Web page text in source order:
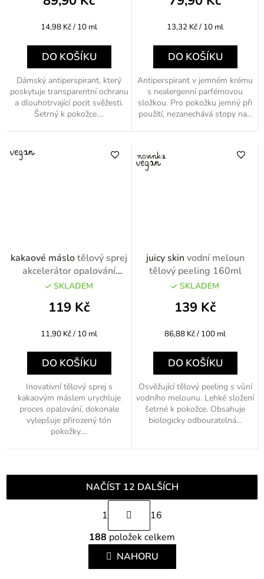
Měrná
14,98 Kč / 10 ml
DO KOŠÍKU
Dámský antiperspirant, který
poskytuje transparentní ochranu
a dlouhotrvající pocit svěžesti.
Šetrný k pokožce....
Měrná
13,32 Kč / 10 ml
DO KOŠÍKU
Antiperspirant v jemném krému
s nealergenní parfémovou
složkou. Pro pokožku jemný při
použití, nezanechává stopy na...
kakaové máslotělový sprej
akcelerátor opalování
100ml
SKLADEM
119 Kč
Měrná
11,90 Kč / 10 ml
DO KOŠÍKU
Inovativní tělový sprej s
kakaovým máslem urychluje
proces opalování, dokonale
vylepšuje přirozený tón
pokožky....
juicy skinvodní meloun
tělový peeling 160ml
SKLADEM
139 Kč
Měrná
86,88 Kč / 100 ml
DO KOŠÍKU
Osvěžující tělový peeling s vůní
vodního melounu. Lehké složení
šetrné k pokožce. Obsahuje
biologicky odbouratelná...
O
v
l
á
NAČÍST 12 DALŠÍCH
r
á
n
1
16
188 položek celkem
NAHORU